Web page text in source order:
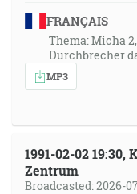
FRANÇAIS
Thema: Micha
Durchbrecher
MP3
1991-02-02
Zentrum
Broadcasted: 2026-